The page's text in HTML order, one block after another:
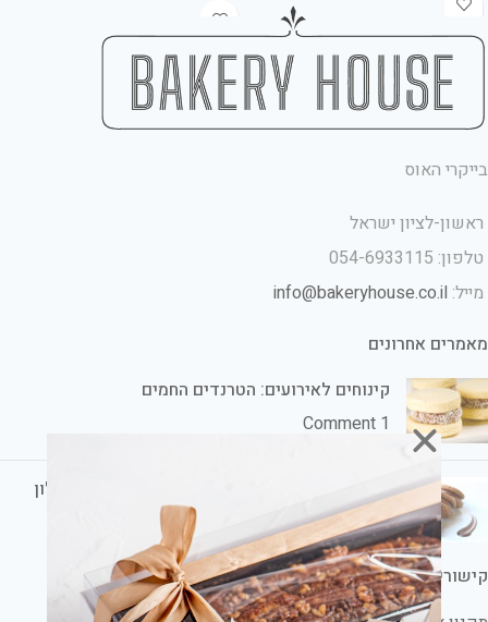
בייקרי האוס
ראשון-לציון ישראל
טלפון: 054-6933115
מייל: info@bakeryhouse.co.il
מאמרים אחרונים
קינוחים לאירועים: הטרנדים החמים
1 Comment
קינוחים לשבת חתן: הכי טעים ומתוק אצלכם בסלון
1 Comment
קישורים